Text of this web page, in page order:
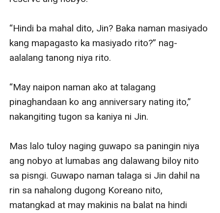
“Hindi ba mahal dito, Jin? Baka naman masiyado
kang mapagasto ka masiyado rito?” nag-
aalalang tanong niya rito.
“May naipon naman ako at talagang
pinaghandaan ko ang anniversary nating ito,”
nakangiting tugon sa kaniya ni Jin.
Mas lalo tuloy naging guwapo sa paningin niya
ang nobyo at lumabas ang dalawang biloy nito
sa pisngi. Guwapo naman talaga si Jin dahil na
rin sa nahalong dugong Koreano nito,
matangkad at may makinis na balat na hindi